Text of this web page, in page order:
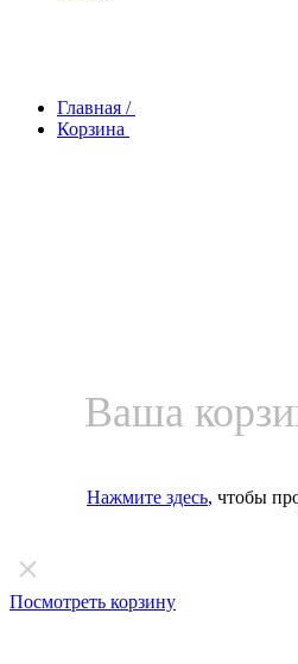
Главная /
Корзина
Ваша
Нажмите здесь, чтобы
Посмотреть корзину